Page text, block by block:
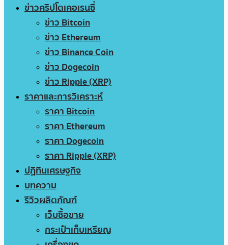
ข่าวคริปโตเคอเรนซี่
ข่าว Bitcoin
ข่าว Ethereum
ข่าว Binance Coin
ข่าว Dogecoin
ข่าว Ripple (XRP)
ราคาและการวิเคราะห์
ราคา Bitcoin
ราคา Ethereum
ราคา Dogecoin
ราคา Ripple (XRP)
ปฏิทินเศรษฐกิจ
บทความ
รีวิวผลิตภัณฑ์
เว็บซื้อขาย
กระเป๋าเก็บเหรียญ